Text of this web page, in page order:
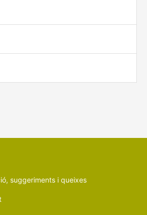
suggeriments i queixes